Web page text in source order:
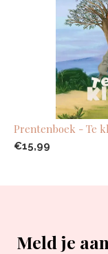
Prentenboek - Te
€15,99
Meld je